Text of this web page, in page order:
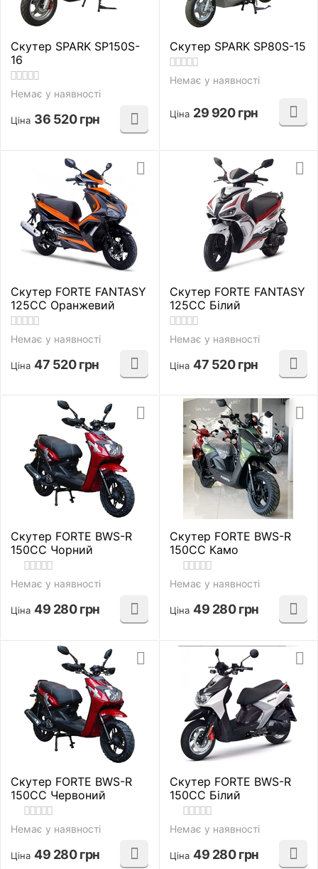
Скутер SPARK SP150S-
16
Немає у наявності
Ціна 36 520 грн
Скутер SPARK SP80S-15
Немає у наявності
Ціна 29 920 грн
Скутер FORTE FANTASY
125CC Оранжевий
Немає у наявності
Ціна 47 520 грн
Скутер FORTE FANTASY
125CC Білий
Немає у наявності
Ціна 47 520 грн
Скутер FORTE BWS-R
150CC Чорний
Немає у наявності
Ціна 49 280 грн
Скутер FORTE BWS-R
150CC Камо
Немає у наявності
Ціна 49 280 грн
Скутер FORTE BWS-R
150CC Червоний
Немає у наявності
Ціна 49 280 грн
Скутер FORTE BWS-R
150CC Білий
Немає у наявності
Ціна 49 280 грн